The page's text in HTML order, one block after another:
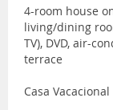
4-room house
living/dining
TV), DVD, air-
terrace
Casa